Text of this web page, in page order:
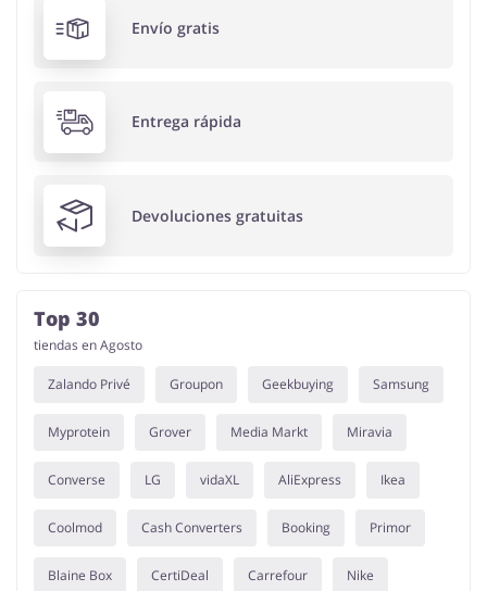
Envío gratis
Entrega rápida
Devoluciones gratuitas
Top 30
tiendas en Agosto
Zalando Privé Groupon Geekbuying Samsung
Myprotein Grover Media Markt Miravia
Converse LG vidaXL AliExpress Ikea
Coolmod Cash Converters Booking Primor
Blaine Box CertiDeal Carrefour Nike